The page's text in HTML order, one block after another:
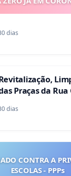
dias
Praças da
dias
CONTRA A
ESCOLAS - PPPs